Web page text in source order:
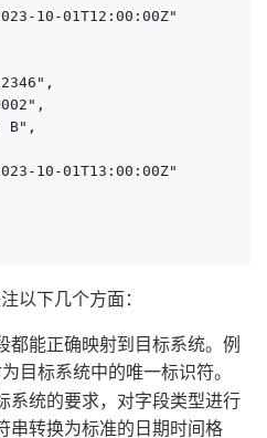
10-01T12:00:00Z"
B",
10-01T13:00:00Z"
以下几个方面：
都能正确映射到目标系统。例
目标系统中的唯一标识符。
系统的要求，对字段类型进行
串转换为标准的日期时间格